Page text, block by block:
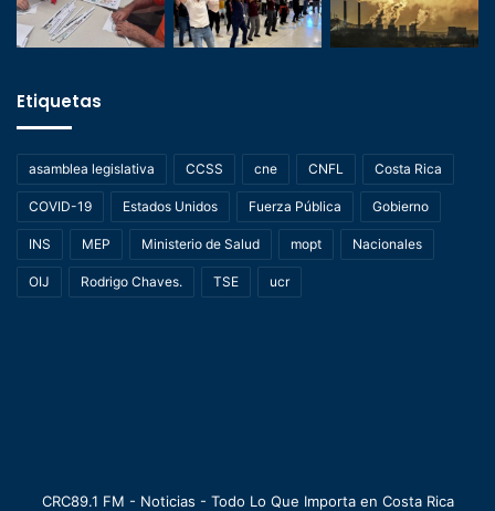
Etiquetas
asamblea legislativa CCSS cne CNFL Costa Rica
COVID-19 Estados Unidos Fuerza Pública Gobierno
INS MEP Ministerio de Salud mopt Nacionales
OIJ Rodrigo Chaves. TSE ucr
CRC89.1 FM - Noticias - Todo Lo Que Importa en Costa Rica